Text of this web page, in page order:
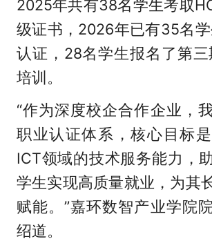
2025年共有38名学生考取
级证书，2026年已有35名
认证，28名学生报名了第
培训。
“作为深度校企合作企业，
职业认证体系，核心目标
ICT领域的技术服务能力，
学生实现高质量就业，为其
赋能。”嘉环数智产业学院
绍道。